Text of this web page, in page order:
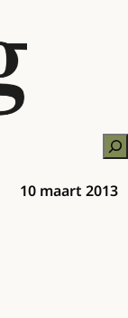
10 maart 2013